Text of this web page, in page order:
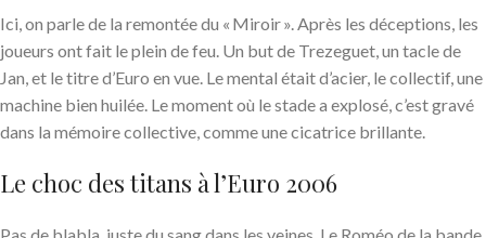
Ici, on parle de la remontée du « Miroir ». Après les déceptions, les
joueurs ont fait le plein de feu. Un but de Trezeguet, un tacle de
Jan, et le titre d’Euro en vue. Le mental était d’acier, le collectif, une
machine bien huilée. Le moment où le stade a explosé, c’est gravé
dans la mémoire collective, comme une cicatrice brillante.
Le choc des titans à l’Euro 2006
Pas de blabla, juste du sang dans les veines. Le Roméo de la bande